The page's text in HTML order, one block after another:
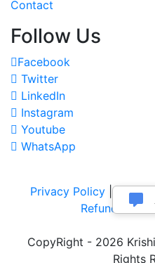
Contact
Follow Us
Facebook
Twitter
LinkedIn
Instagram
Youtube
WhatsApp
Privacy Policy |Terms
Refund &
CopyRight - 2026
Rights